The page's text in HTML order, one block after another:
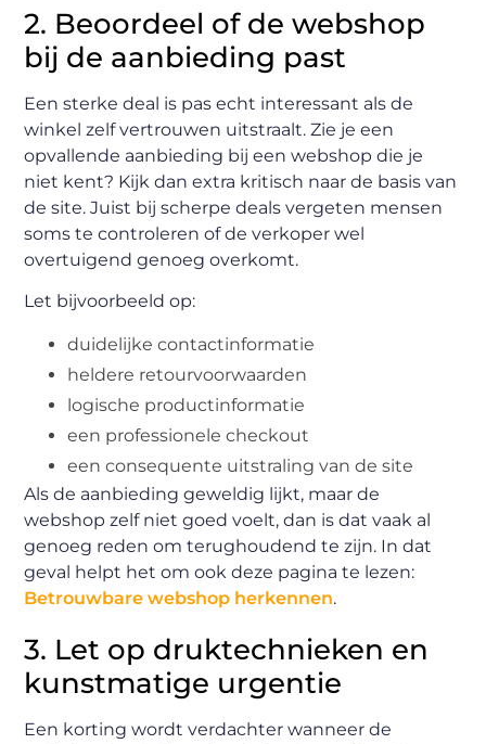
2. Beoordeel of de webshop
bij de aanbieding past
Een sterke deal is pas echt interessant als de
winkel zelf vertrouwen uitstraalt. Zie je een
opvallende aanbieding bij een webshop die je
niet kent? Kijk dan extra kritisch naar de basis van
de site. Juist bij scherpe deals vergeten mensen
soms te controleren of de verkoper wel
overtuigend genoeg overkomt.
Let bijvoorbeeld op:
duidelijke contactinformatie
heldere retourvoorwaarden
logische productinformatie
een professionele checkout
een consequente uitstraling van de site
Als de aanbieding geweldig lijkt, maar de
webshop zelf niet goed voelt, dan is dat vaak al
genoeg reden om terughoudend te zijn. In dat
geval helpt het om ook deze pagina te lezen:
Betrouwbare webshop herkennen.
3. Let op druktechnieken en
kunstmatige urgentie
Een korting wordt verdachter wanneer de